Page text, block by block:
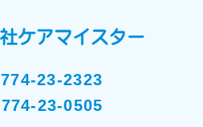
23-2323
23-0505